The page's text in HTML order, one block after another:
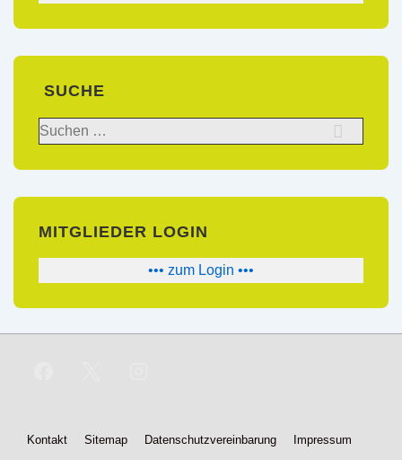
SUCHE
Suchen
nach:
MITGLIEDER LOGIN
••• zum Login •••
Footer-
Kontakt Sitemap Datenschutzvereinbarung Impressum